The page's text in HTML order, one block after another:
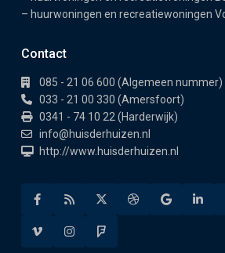
– huurwoningen en recreatiewoningen
Contact
085 - 21 06 600 (Algemeen nummer)
033 - 21 00 330 (Amersfoort)
0341 - 74 10 22 (Harderwijk)
info@huisderhuizen.nl
http://www.huisderhuizen.nl